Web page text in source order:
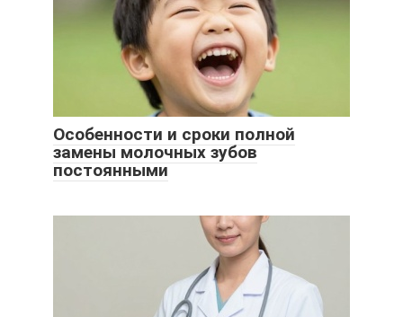
Особенности и сроки полной
замены молочных зубов
постоянными